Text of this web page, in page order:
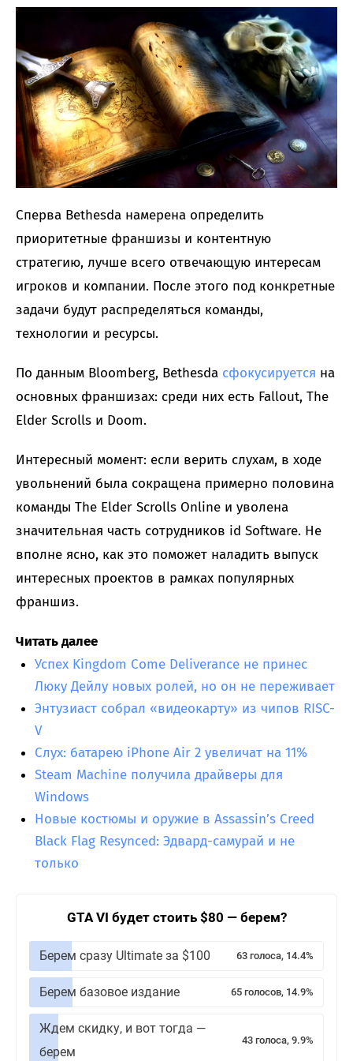
Сперва Bethesda намерена определить
приоритетные франшизы и контентную
стратегию, лучше всего отвечающую интересам
игроков и компании. После этого под конкретные
задачи будут распределяться команды,
технологии и ресурсы.
По данным Bloomberg, Bethesda сфокусируется на
основных франшизах: среди них есть Fallout, The
Elder Scrolls и Doom.
Интересный момент: если верить слухам, в ходе
увольнений была сокращена примерно половина
команды The Elder Scrolls Online и уволена
значительная часть сотрудников id Software. Не
вполне ясно, как это поможет наладить выпуск
интересных проектов в рамках популярных
франшиз.
Читать далее
Успех Kingdom Come Deliverance не принес
Люку Дейлу новых ролей, но он не переживает
Энтузиаст собрал «видеокарту» из чипов RISC-
V
Слух: батарею iPhone Air 2 увеличат на 11%
Steam Machine получила драйверы для
Windows
Новые костюмы и оружие в Assassin’s Creed
Black Flag Resynced: Эдвард-самурай и не
только
GTA VI будет стоить $80 — берем?
Берем сразу Ultimate за $100 63 голоса, 14.4%
Берем базовое издание 65 голосов, 14.9%
Ждем скидку, и вот тогда —
берем
43 голоса, 9.9%